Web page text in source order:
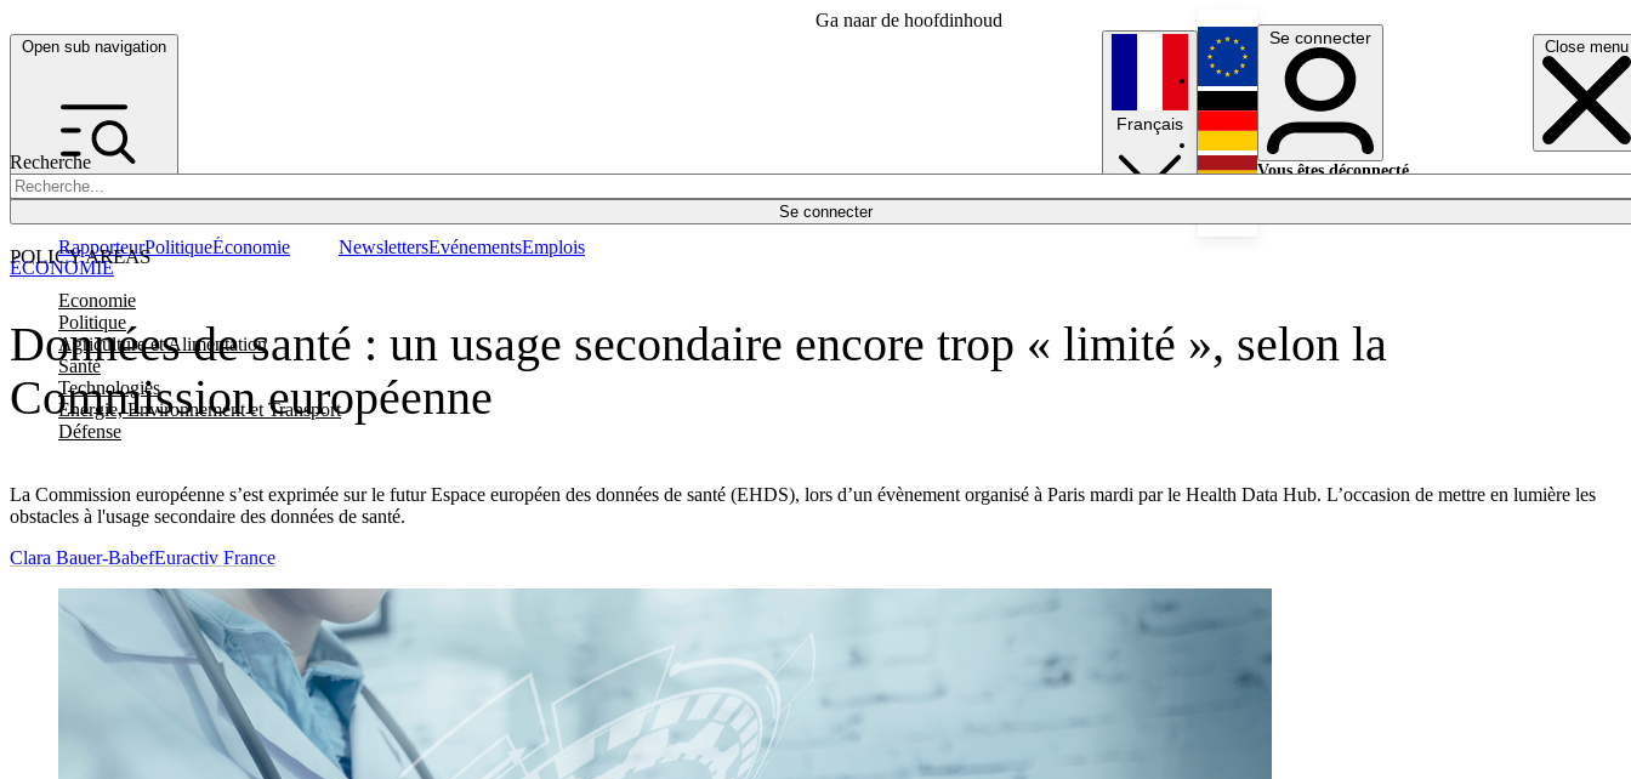
Ga naar de hoofdinhoud
Open sub navigation Close menu
Recherche
Se connecter
POLICY AREAS
Economie
Politique
Agriculture et Alimentation
Santé
Technologies
Energie, Environnement et Transport
Défense
RapporteurPolitiqueÉconomie NewslettersEvénementsEmplois
Français
English
Deutsch
Se connecter
Vous êtes déconnecté.
Données de santé : un usage secondaire encore trop « limité », selon la
Commission européenne
La Commission européenne s’est exprimée sur le futur Espace européen des données de santé (EHDS), lors d’un évènement organisé à Paris mardi par le Health Data Hub. L’occasion de mettre en lumière les
obstacles à l'usage secondaire des données de santé.
ÉCONOMIE
Clara Bauer-BabefEuractiv France